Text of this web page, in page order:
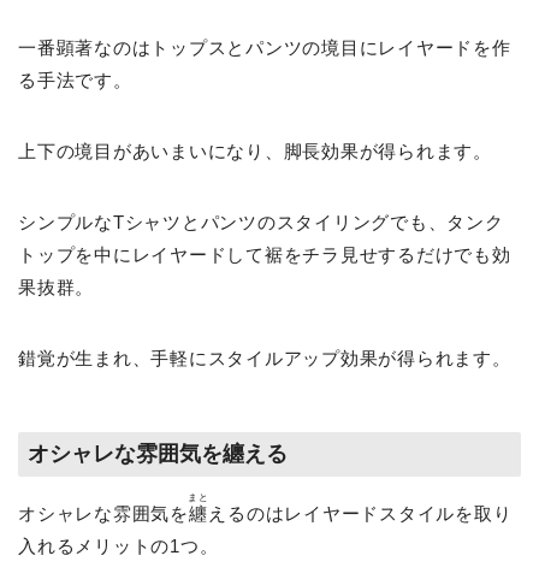
一番顕著なのはトップスとパンツの境目にレイヤードを作
る手法です。
上下の境目があいまいになり、脚長効果が得られます。
シンプルなTシャツとパンツのスタイリングでも、タンク
トップを中にレイヤードして裾をチラ見せするだけでも効
果抜群。
錯覚が生まれ、手軽にスタイルアップ効果が得られます。
オシャレな雰囲気を纏える
オシャレな雰囲気を纏
まと
えるのはレイヤードスタイルを取り
入れるメリットの1つ。